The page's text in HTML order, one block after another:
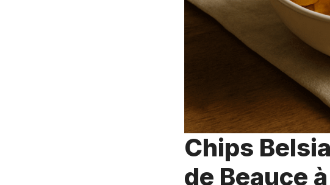
Chips
de Beauce